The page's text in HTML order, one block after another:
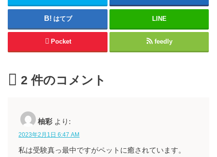
はてブ LINE
Pocket feedly
2 件のコメント
柚彩 より:
2023年2月1日 6:47 AM
私は受験真っ最中ですがペットに癒されています。